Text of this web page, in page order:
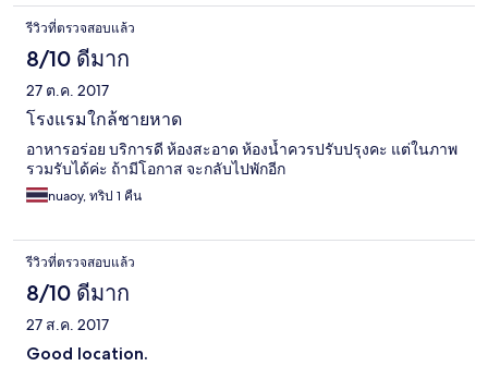
รีวิวที่ตรวจสอบแล้ว
8/10 ดีมาก
27 ต.ค. 2017
โรงแรมใกล้ชายหาด
อาหารอร่อย บริการดี ห้องสะอาด ห้องน้ำควรปรับปรุงคะ แต่ในภาพ
รวมรับได้ค่ะ ถ้ามีโอกาส จะกลับไปพักอีก
nuaoy, ทริป 1 คืน
รีวิวที่ตรวจสอบแล้ว
8/10 ดีมาก
27 ส.ค. 2017
Good location.